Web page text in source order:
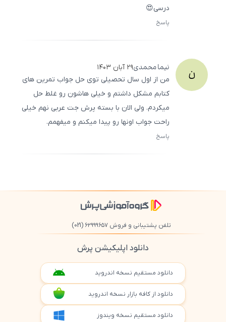
درسی😍
پاسخ
ن نیمامحمدی۲۹ آبان ۱۴۰۳
من از اول سال تحصیلی توی حل جواب تمرین های
کتابم مشکل داشتم و خیلی هاشون رو غلط حل
میکردم. ولی الان با بسته پرش جت عربی نهم خیلی
راحت جواب اونها رو پیدا میکنم و میفهمم.
پاسخ
تلفن پشتیبانی و فروش ۶۲۹۹۹۶۵۷ (021)
دانلود اپلیکیشن پرش
دانلود مستقیم نسخه اندروید
دانلود از کافه بازار نسخه اندروید
دانلود مستقیم نسخه ویندوز